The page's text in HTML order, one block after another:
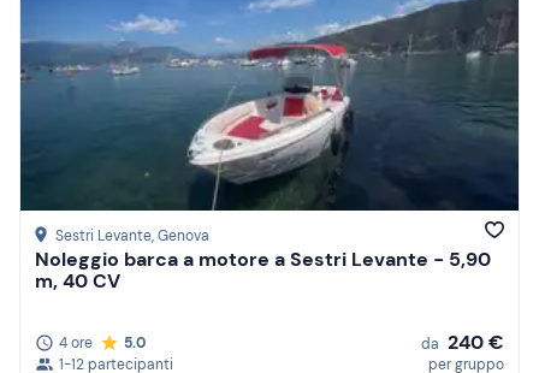
Sestri Levante, Genova
Noleggio barca a motore a Sestri Levante - 5,90
m, 40 CV
4 ore
5.0
1-12 partecipanti
da 240 €
per gruppo